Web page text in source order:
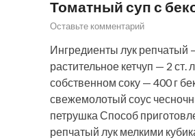
Томатный суп с
Оставьте комментарий
Ингредиенты лук репчатый
растительное кетчуп — 2 ст.
собственном соку — 400 г
свежемолотый соус
петрушка Способ
репчатый лук мелкими